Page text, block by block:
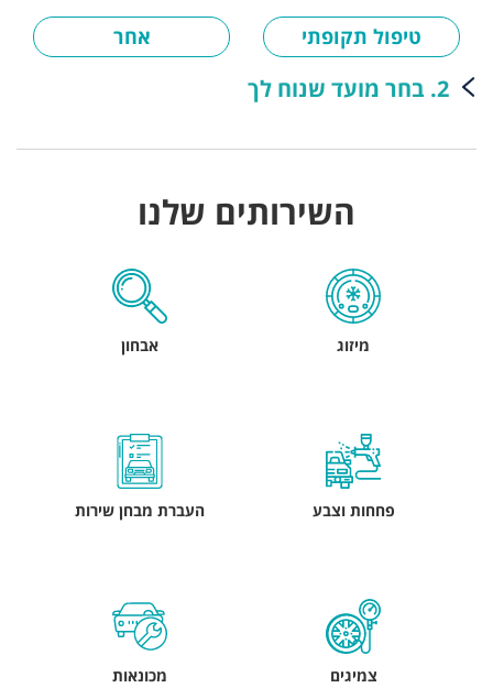
טיפול תקופתי אחר
2. בחר מועד שנוח לך
השירותים שלנו
מיזוג אבחון
פחחות וצבע העברת מבחן שירות
צמיגים מכונאות